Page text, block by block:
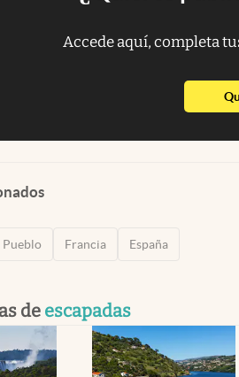
Accede aquí, completa
Pueblo Francia España
de escapadas